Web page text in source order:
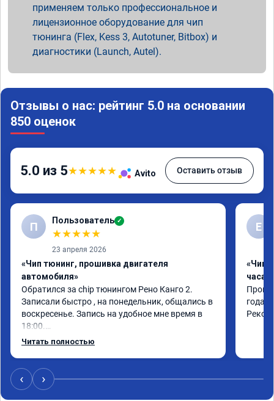
применяем только профессиональное и
лицензионное оборудование для чип
тюнинга (Flex, Kess 3, Autotuner, Bitbox) и
диагностики (Launch, Autel).
Отзывы о нас: рейтинг 5.0 на основании
850 оценок
5.0 из 5★★★★★ Avito Оставить отзыв
П Пользователь ✓
★★★★★
23 апреля 2026
«Чип тюнинг, прошивка двигателя
автомобиля»
Обратился за chip тюнингом Рено Канго 2.
Записали быстро , на понедельник, общались в
воскресенье. Запись на удобное мне время в
18:00.
Работу выполнили за 30 минут, качественно,
Читать полностью
Е
«Чип
часа»
года.
‹ ›